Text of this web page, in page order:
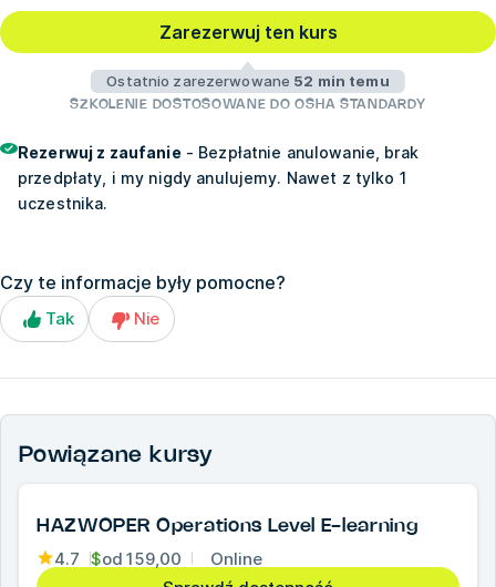
Zarezerwuj ten kurs
Ostatnio zarezerwowane 52 min temu
SZKOLENIE DOSTOSOWANE DO OSHA STANDARDY
Rezerwuj z zaufanie- Bezpłatnie anulowanie, brak
przedpłaty, i my nigdy anulujemy. Nawet z tylko 1
uczestnika.
Czy te informacje były pomocne?
Tak Nie
Powiązane kursy
HAZWOPER Operations Level E-learning
4.7 $od 159,00
Online